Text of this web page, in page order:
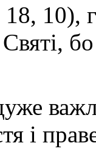
10),
і